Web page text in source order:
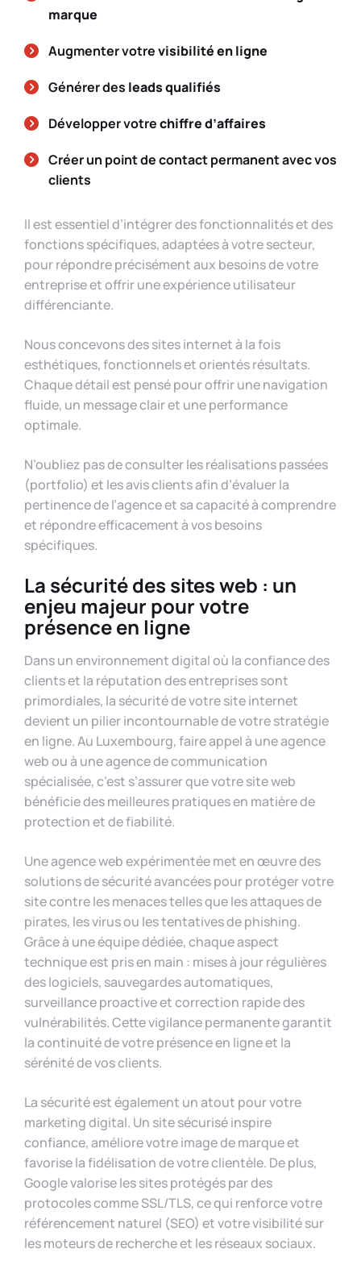
marque
Augmenter votrevisibilité en ligne
Générer des leads qualifiés
Développer votrechiffre d’affaires
Créer un point de contact permanent avec vos
clients
Il est essentiel d’intégrer des fonctionnalités et des
fonctions spécifiques, adaptées à votre secteur,
pour répondre précisément aux besoins de votre
entreprise et offrir une expérience utilisateur
différenciante.
Nous concevons des sites internet à la fois
esthétiques, fonctionnels et orientés résultats.
Chaque détail est pensé pour offrir une navigation
fluide, un message clair et une performance
optimale.
N’oubliez pas de consulter les réalisations passées
(portfolio) et les avis clients afin d’évaluer la
pertinence de l’agence et sa capacité à comprendre
et répondre efficacement à vos besoins
spécifiques.
La sécurité des sites web : un
enjeu majeur pour votre
présence en ligne
Dans un environnement digital où la confiance des
clients et la réputation des entreprises sont
primordiales, la sécurité de votre site internet
devient un pilier incontournable de votre stratégie
en ligne. Au Luxembourg, faire appel à une agence
web ou à une agence de communication
spécialisée, c’est s’assurer que votre site web
bénéficie des meilleures pratiques en matière de
protection et de fiabilité.
Une agence web expérimentée met en œuvre des
solutions de sécurité avancées pour protéger votre
site contre les menaces telles que les attaques de
pirates, les virus ou les tentatives de phishing.
Grâce à une équipe dédiée, chaque aspect
technique est pris en main : mises à jour régulières
des logiciels, sauvegardes automatiques,
surveillance proactive et correction rapide des
vulnérabilités. Cette vigilance permanente garantit
la continuité de votre présence en ligne et la
sérénité de vos clients.
La sécurité est également un atout pour votre
marketing digital. Un site sécurisé inspire
confiance, améliore votre image de marque et
favorise la fidélisation de votre clientèle. De plus,
Google valorise les sites protégés par des
protocoles comme SSL/TLS, ce qui renforce votre
référencement naturel (SEO) et votre visibilité sur
les moteurs de recherche et les réseaux sociaux.